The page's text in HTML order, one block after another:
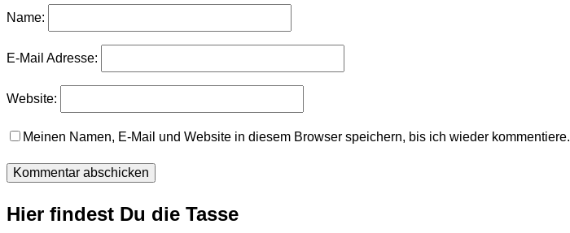
Name:
E-Mail Adresse:
Website:
Meinen Namen, E-Mail und Website in diesem Browser speichern, bis ich wieder kommentiere.
Hier findest Du die Tasse